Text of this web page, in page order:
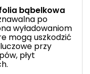
bąbelkowa
po
wyładowaniom
mogą uszkodzić
przy
płyt